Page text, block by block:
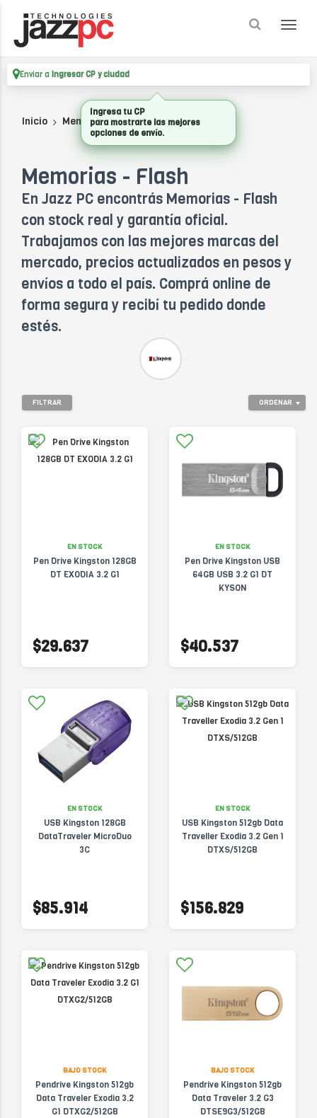
Enviar a Ingresar CP y ciudad
Inicio Memorias MEMORIAS - FLASH
Memorias - Flash
En Jazz PC encontrás Memorias - Flash
con stock real y garantía oficial.
Trabajamos con las mejores marcas del
mercado, precios actualizados en pesos y
envíos a todo el país. Comprá online de
forma segura y recibí tu pedido donde
estés.
ORDENAR
FILTRAR
EN STOCK
Pen Drive Kingston 128GB
DT EXODIA 3.2 G1
$29.637
EN STOCK
Pen Drive Kingston USB
64GB USB 3.2 G1 DT
KYSON
$40.537
EN STOCK
USB Kingston 128GB
DataTraveler MicroDuo
3C
$85.914
EN STOCK
USB Kingston 512gb Data
Traveller Exodia 3.2 Gen 1
DTXS/512GB
$156.829
BAJO STOCK
Pendrive Kingston 512gb
Data Traveler Exodia 3.2
G1 DTXG2/512GB
BAJO STOCK
Pendrive Kingston 512gb
Data Traveler 3.2 G3
DTSE9G3/512GB
Ingresa tu CP
para mostrarte las mejores
opciones de envío.